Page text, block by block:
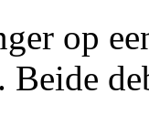
op